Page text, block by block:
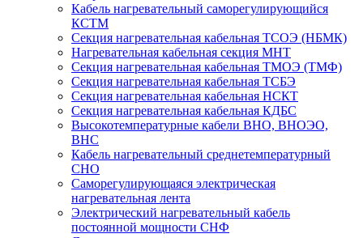
Кабель нагревательный саморегулирующийся
КСТМ
Секция нагревательная кабельная ТСОЭ (НБМК)
Нагревательная кабельная секция МНТ
Секция нагревательная кабельная ТМОЭ (ТМФ)
Секция нагревательная кабельная ТСБЭ
Секция нагревательная кабельная НСКТ
Секция нагревательная кабельная КДБС
Высокотемпературные кабели ВНО, ВНОЭО,
ВНС
Кабель нагревательный среднетемпературный
СНО
Саморегулирующаяся электрическая
нагревательная лента
Электрический нагревательный кабель
постоянной мощности СНФ